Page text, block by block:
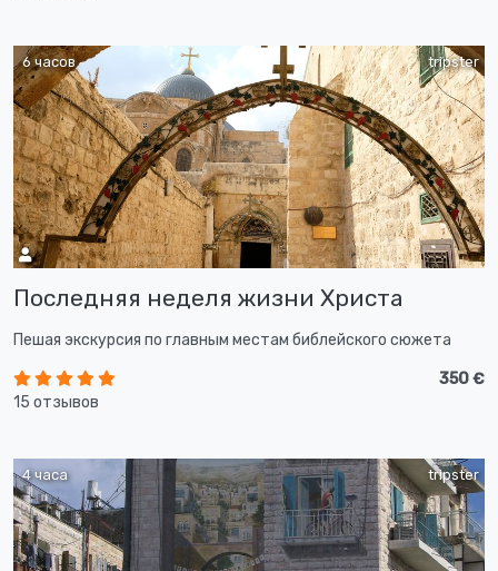
tripster
6 часов
Последняя неделя жизни Христа
Пешая экскурсия по главным местам библейского сюжета
15 отзывов
350 €
tripster
4 часа